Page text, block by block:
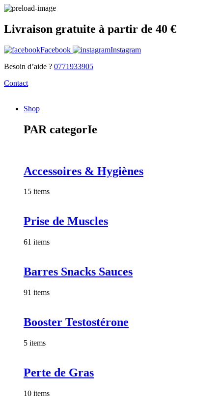
Livraison gratuite à partir de 40 €
Facebook
Instagram
Besoin d’aide ? 0771933905
Contact
Shop
PAR categorIe
Accessoires & Hygiènes
15 items
Prise de Muscles
61 items
Barres Snacks Sauces
91 items
Booster Testostérone
5 items
Perte de Gras
10 items